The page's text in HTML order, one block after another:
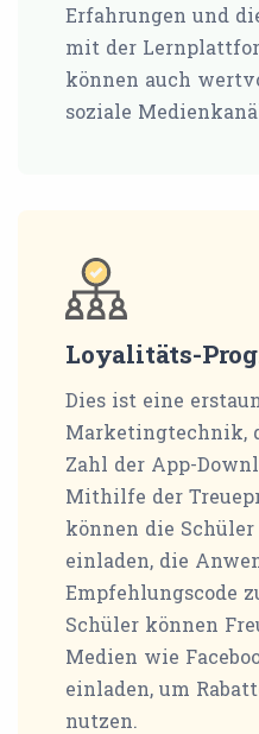
Erfahrungen und
mit der
können auch
soziale
Loyalitäts-
Dies ist eine
Marketingtechnik,
Zahl der App-
Mithilfe der
können die
einladen, die
Empfehlungscode
Schüler können
Medien wie
einladen, um
nutzen.